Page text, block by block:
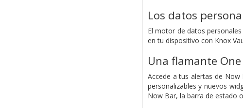
Los datos
El motor de datos
en tu dispositivo con Knox
Una flamante
Accede a tus alertas de
personalizables y nuevos
Now Bar, la barra de estado